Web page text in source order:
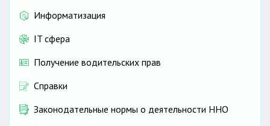
Информатизация
IT сфера
Получение водительских прав
Справки
Законодательные нормы о деятельности ННО